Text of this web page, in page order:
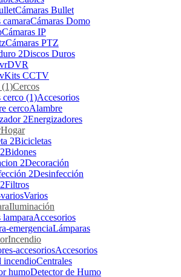
Cámaras Bullet
Cámaras Domo
Cámaras IP
Cámaras PTZ
Discos Duros
DVR
Kits CCTV
Cercos
Accesorios
Alambre
Energizadores
Hogar
Bicicletas
Bidones
Decoración
Desinfección
Filtros
Varios
Iluminación
Accesorios
Lámparas
Incendio
Accesorios
Centrales
Detector de Humo